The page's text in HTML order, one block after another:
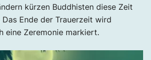
kürzen Buddhisten diese Zeit
Das Ende der Trauerzeit wird
eine Zeremonie markiert.